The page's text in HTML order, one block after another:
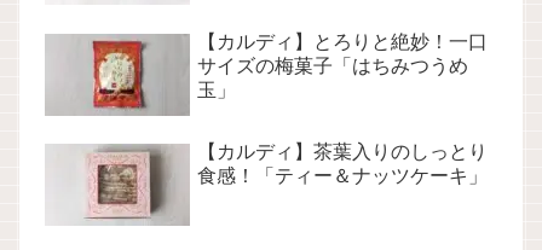
【カルディ】とろりと絶妙！一口
サイズの梅菓子「はちみつうめ
玉」
【カルディ】茶葉入りのしっとり
食感！「ティー＆ナッツケーキ」